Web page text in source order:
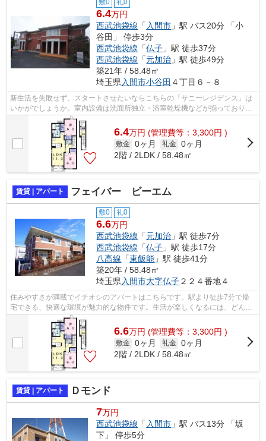
敷0 礼0
6.4万円
西武池袋線 「 入間市 」駅 バス20分 「小
谷田」 停歩3分
西武池袋線 「仏子 」駅 徒歩37分
西武池袋線 「元加治 」駅 徒歩49分
築21年 / 58.48㎡
埼玉県 入間市小谷田 ４丁目６－８
新生活を失敗せず、スタートさせたいならこちらの「サニーレジデンス」は
いかがでしょうか。室内設備は洗面所独立・浴室乾燥機などが揃っており、
とても充実しています。暑い夏、寒い...
6.4万円 (管理費等：3,300円 )
敷金 0ヶ月 礼金 0ヶ月
2階 / 2LDK / 58.48㎡
賃貸 | アパート フェイバー ビーエム
敷0 礼0
6.6万円
西武池袋線 「元加治 」駅 徒歩7分
西武池袋線 「仏子 」駅 徒歩17分
八高線 「東飯能 」駅 徒歩41分
築20年 / 58.48㎡
埼玉県 入間市大字仏子２２４番地４
住みやすさが満載でイチオシのアパートはこちらです。駅より徒歩7分で帰
宅できる、快適な環境が魅力的な物件です。生活が楽しくなるには、どんな
ことが必要ですか。人それぞれあると思...
6.6万円 (管理費等：3,300円 )
敷金 0ヶ月 礼金 0ヶ月
2階 / 2LDK / 58.48㎡
賃貸 | アパート Ｄモンド
7万円
西武池袋線 「 入間市 」駅 バス13分 「坂
下」 停歩5分